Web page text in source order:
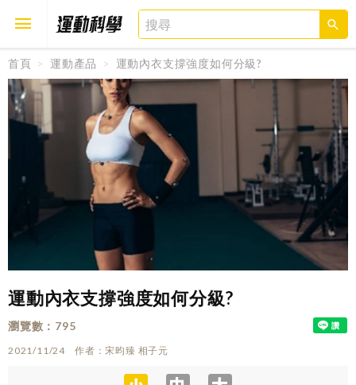
首頁 運動產品 運動內衣支撐強度如何分級?
運動內衣支撐強度如何分級?
瀏覽數 795
2021/11/24 作者 宋昀臻 相子元
取消